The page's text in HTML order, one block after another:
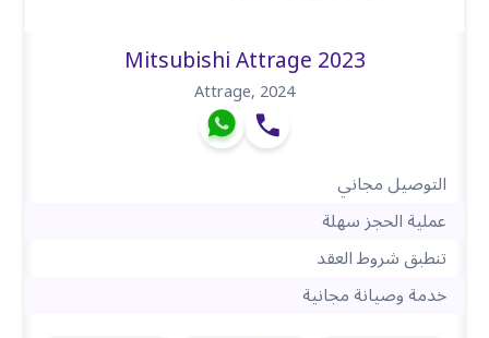
Mitsubishi Attrage 2023
Attrage,2024
التوصيل مجاني
عملية الحجز سهلة
تنطبق شروط العقد
خدمة وصيانة مجانية